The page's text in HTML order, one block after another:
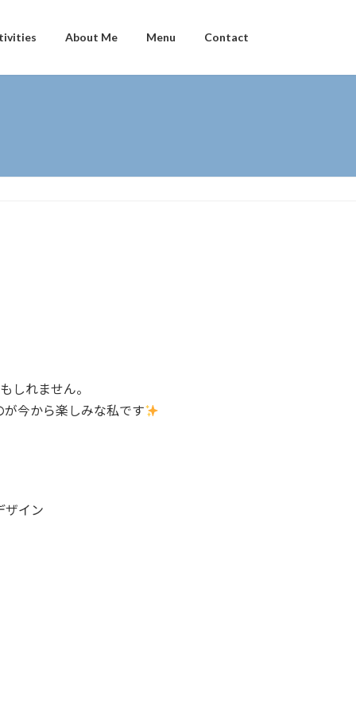
About Me Menu Contact
しれません。
今から楽しみな私です
ザイン